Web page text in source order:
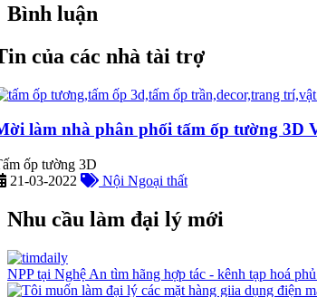
Bình luận
của các nhà tài trợ
làm nhà phân phối tấm ốp tường 3D
ốp tường 3D
21-03-2022
Nội Ngoại thất
Nhu cầu làm đại lý mới
NPP tại Nghệ An tìm hãng hợp tác - kênh tạp hoá